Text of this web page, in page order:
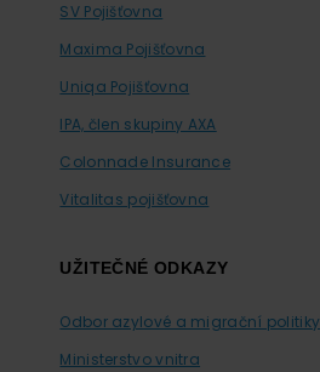
SV Pojišťovna
Maxima Pojišťovna
Uniqa Pojišťovna
IPA, člen skupiny AXA
Colonnade Insurance
Vitalitas pojišťovna
UŽITEČNÉ ODKAZY
Odbor azylové a migrační politiky
Ministerstvo vnitra